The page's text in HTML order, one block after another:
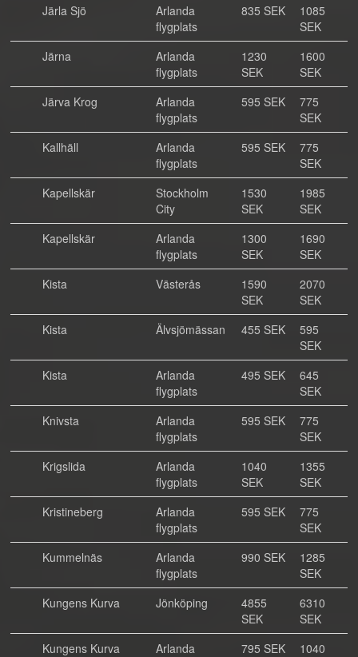
Järla Sjö
Arlanda
flygplats
835 SEK
1085
SEK
Järna
Arlanda
flygplats
1230
SEK
1600
SEK
Järva Krog
Arlanda
flygplats
595 SEK
775
SEK
Kallhäll
Arlanda
flygplats
595 SEK
775
SEK
Kapellskär
Stockholm
City
1530
SEK
1985
SEK
Kapellskär
Arlanda
flygplats
1300
SEK
1690
SEK
Kista
Västerås
1590
SEK
2070
SEK
Kista
Älvsjömässan 455 SEK
595
SEK
Kista
Arlanda
flygplats
495 SEK
645
SEK
Knivsta
Arlanda
flygplats
595 SEK
775
SEK
Krigslida
Arlanda
flygplats
1040
SEK
1355
SEK
Kristineberg
Arlanda
flygplats
595 SEK
775
SEK
Kummelnäs
Arlanda
flygplats
990 SEK
1285
SEK
Kungens Kurva
Jönköping
4855
SEK
6310
SEK
Kungens Kurva
Arlanda
795 SEK
1040